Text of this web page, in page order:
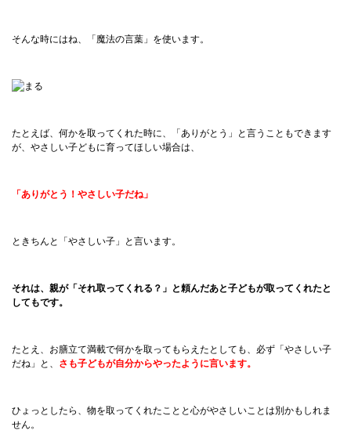
そんな時にはね、「魔法の言葉」を使います。
たとえば、何かを取ってくれた時に、「ありがとう」と言うこともできます
が、やさしい子どもに育ってほしい場合は、
「ありがとう！やさしい子だね」
ときちんと「やさしい子」と言います。
それは、親が「それ取ってくれる？」と頼んだあと子どもが取ってくれたと
してもです。
たとえ、お膳立て満載で何かを取ってもらえたとしても、必ず「やさしい子
だね」と、 さも子どもが自分からやったように言います。
ひょっとしたら、物を取ってくれたことと心がやさしいことは別かもしれま
せん。